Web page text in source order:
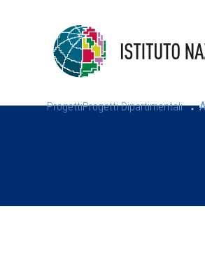
ProgettiProgetti Dipartimentali